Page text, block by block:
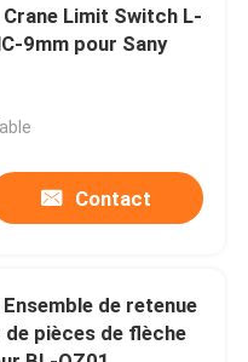
Limit Switch L-
9mm pour Sany
Contact
de retenue
de pièces de flèche